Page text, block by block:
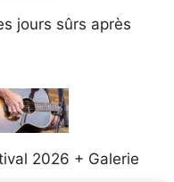
jours sûrs après
2026 + Galerie